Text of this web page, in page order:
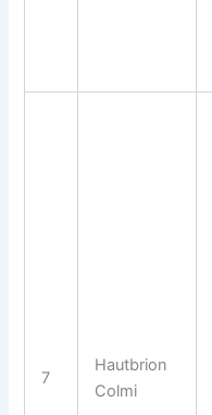
7
Hautbrion
Colmi